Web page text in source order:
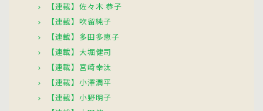
【連載】佐々木 恭子
【連載】吹留純子
【連載】多田多恵子
【連載】大堀健司
【連載】宮崎幸汰
【連載】小澤潤平
【連載】小野明子